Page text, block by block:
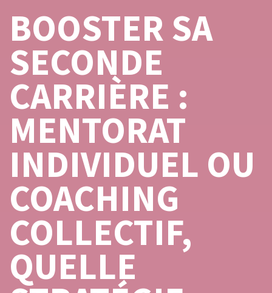
BOOSTER SA
SECONDE
CARRIÈRE :
MENTORAT
INDIVIDUEL OU
COACHING
COLLECTIF,
QUELLE